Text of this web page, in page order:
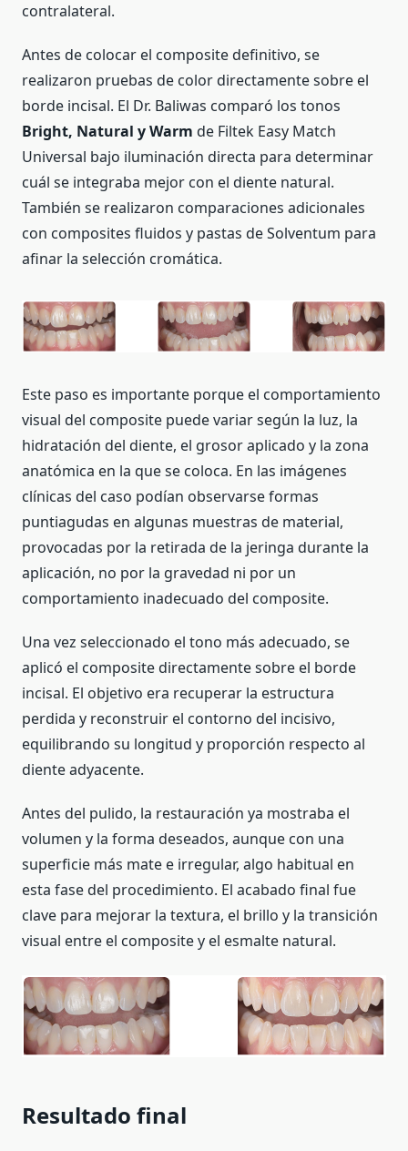
contralateral.
Antes de colocar el composite definitivo, se
realizaron pruebas de color directamente sobre el
borde incisal. El Dr. Baliwas comparó los tonos
Bright, Natural y Warm de Filtek Easy Match
Universal bajo iluminación directa para determinar
cuál se integraba mejor con el diente natural.
También se realizaron comparaciones adicionales
con composites fluidos y pastas de Solventum para
afinar la selección cromática.
Este paso es importante porque el comportamiento
visual del composite puede variar según la luz, la
hidratación del diente, el grosor aplicado y la zona
anatómica en la que se coloca. En las imágenes
clínicas del caso podían observarse formas
puntiagudas en algunas muestras de material,
provocadas por la retirada de la jeringa durante la
aplicación, no por la gravedad ni por un
comportamiento inadecuado del composite.
Una vez seleccionado el tono más adecuado, se
aplicó el composite directamente sobre el borde
incisal. El objetivo era recuperar la estructura
perdida y reconstruir el contorno del incisivo,
equilibrando su longitud y proporción respecto al
diente adyacente.
Antes del pulido, la restauración ya mostraba el
volumen y la forma deseados, aunque con una
superficie más mate e irregular, algo habitual en
esta fase del procedimiento. El acabado final fue
clave para mejorar la textura, el brillo y la transición
visual entre el composite y el esmalte natural.
Resultado final